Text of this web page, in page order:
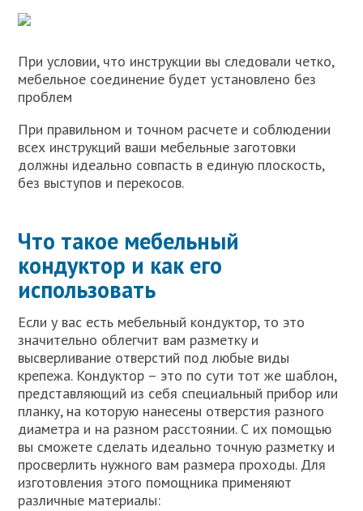
При условии, что инструкции вы следовали четко,
мебельное соединение будет установлено без
проблем
При правильном и точном расчете и соблюдении
всех инструкций ваши мебельные заготовки
должны идеально совпасть в единую плоскость,
без выступов и перекосов.
Что такое мебельный
кондуктор и как его
использовать
Если у вас есть мебельный кондуктор, то это
значительно облегчит вам разметку и
высверливание отверстий под любые виды
крепежа. Кондуктор – это по сути тот же шаблон,
представляющий из себя специальный прибор или
планку, на которую нанесены отверстия разного
диаметра и на разном расстоянии. С их помощью
вы сможете сделать идеально точную разметку и
просверлить нужного вам размера проходы. Для
изготовления этого помощника применяют
различные материалы: